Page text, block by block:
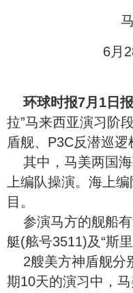
6月
环球时报7月1日
拉”马来西亚演习阶
盾舰、P3C反潜巡
其中，马美两国
上编队操演。海上
目。
参演马方的舰船
艇(舷号3511)及“斯
2艘美方神盾舰分
期10天的演习中，